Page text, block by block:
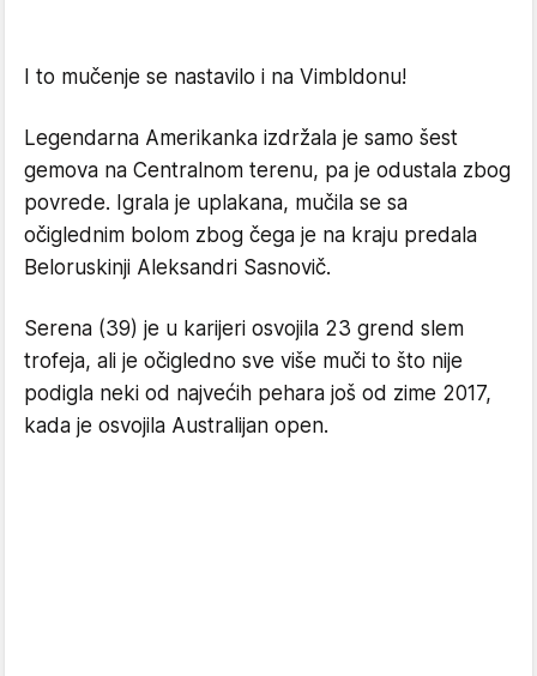
I to mučenje se nastavilo i na Vimbldonu!
Legendarna Amerikanka izdržala je samo šest
gemova na Centralnom terenu, pa je odustala zbog
povrede. Igrala je uplakana, mučila se sa
očiglednim bolom zbog čega je na kraju predala
Beloruskinji Aleksandri Sasnovič.
Serena (39) je u karijeri osvojila 23 grend slem
trofeja, ali je očigledno sve više muči to što nije
podigla neki od najvećih pehara još od zime 2017,
kada je osvojila Australijan open.